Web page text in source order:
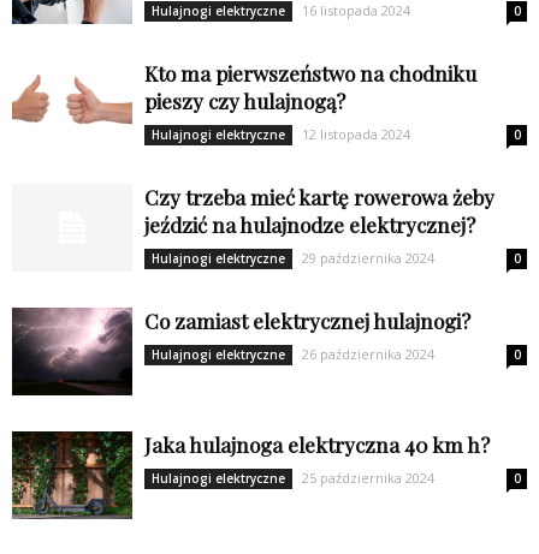
Hulajnogi elektryczne 16 listopada 2024 0
Kto ma pierwszeństwo na chodniku
pieszy czy hulajnogą?
Hulajnogi elektryczne 12 listopada 2024 0
Czy trzeba mieć kartę rowerowa żeby
jeździć na hulajnodze elektrycznej?
Hulajnogi elektryczne 29 października 2024 0
Co zamiast elektrycznej hulajnogi?
Hulajnogi elektryczne 26 października 2024 0
Jaka hulajnoga elektryczna 40 km h?
Hulajnogi elektryczne 25 października 2024 0